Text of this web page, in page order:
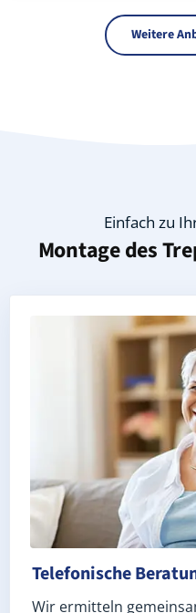
Weitere
Einfach zu
Montage des
Persönliche
Telefonische
Wir ermitteln